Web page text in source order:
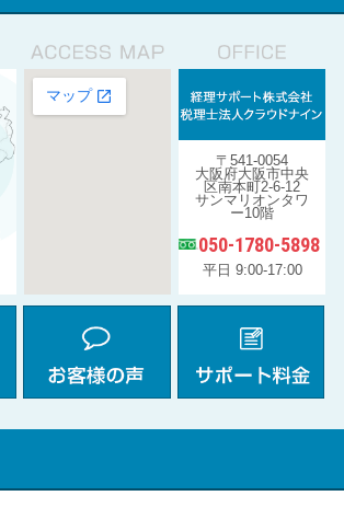
〒541-0054
大阪府大阪市中央
区南本町2-6-12
サンマリオンタワ
ー10階
050-1780-5898
平日 9:00-17:00